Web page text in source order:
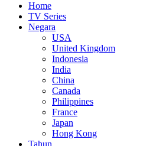
Home
TV Series
Negara
USA
United Kingdom
Indonesia
India
China
Canada
Philippines
France
Japan
Hong Kong
Tahun